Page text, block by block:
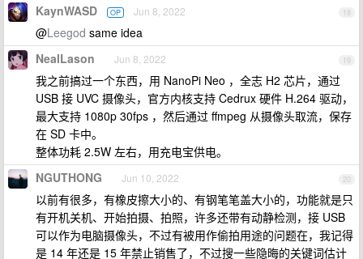
18
KaynWASD OP Jun 8, 2022
@Leegod same idea
19
NealLason Jun 8, 2022
我之前搞过一个东西，用 NanoPi Neo ，全志 H2 芯片，通过
USB 接 UVC 摄像头，官方内核支持 Cedrux 硬件 H.264 驱动，
最大支持 1080p 30fps ，然后通过 ffmpeg 从摄像头取流，保存
在 SD 卡中。
整体功耗 2.5W 左右，用充电宝供电。
20
NGUTHONG Jun 10, 2022
以前有很多，有橡皮擦大小的、有钢笔笔盖大小的，功能就是只
有开机关机、开始拍摄、拍照，许多还带有动静检测，接 USB
可以作为电脑摄像头，不过有被用作偷拍用途的问题在，我记得
是 14 年还是 15 年禁止销售了，不过搜一些隐晦的关键词估计